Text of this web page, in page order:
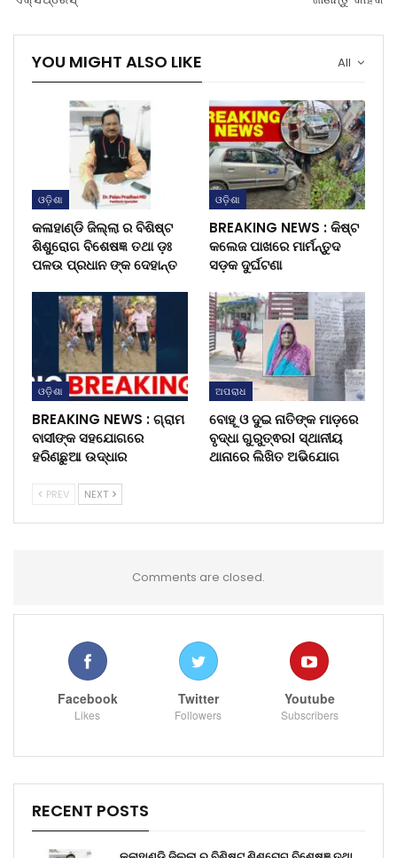
All
YOU MIGHT ALSO LIKE
ଓଡ଼ିଶା
କଳାହାଣ୍ଡି ଜିଲ୍ଲା ର ବିଶିଷ୍ଟ
ଶିଶୁରୋଗ ବିଶେଷଜ୍ଞ ତଥା ଡ଼ଃ
ପଳଉ ପ୍ରଧାନ ଙ୍କ ଦେହାନ୍ତ
ଓଡ଼ିଶା
BREAKING NEWS : କିଷ୍ଟ
କଲେଜ ପାଖରେ ମାର୍ମନ୍ତୁଦ
ସଡ଼କ ଦୁର୍ଘଟଣା
ଓଡ଼ିଶା
BREAKING NEWS : ଗ୍ରାମ
ବାସୀଙ୍କ ସହଯୋଗରେ
ହରିଣଛୁଆ ଉଦ୍ଧାର
ଅପରାଧ
ବୋହୂ ଓ ଦୁଇ ନାତିଙ୍କ ମାଡ଼ରେ
ବୃଦ୍ଧା ଗୁରୁତ୍ଵର। ସ୍ଥାନୀୟ
ଥାନାରେ ଲିଖିତ ଅଭିଯୋଗ
PREV NEXT
Comments are closed.
Facebook
Likes
Twitter
Followers
Youtube
Subscribers
RECENT POSTS